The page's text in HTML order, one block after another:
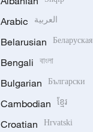
Arabic العربية
Belarusian Беларуская
Bengali বাংলা
Bulgarian Български
Cambodian ខ្មែរ
Croatian Hrvatski